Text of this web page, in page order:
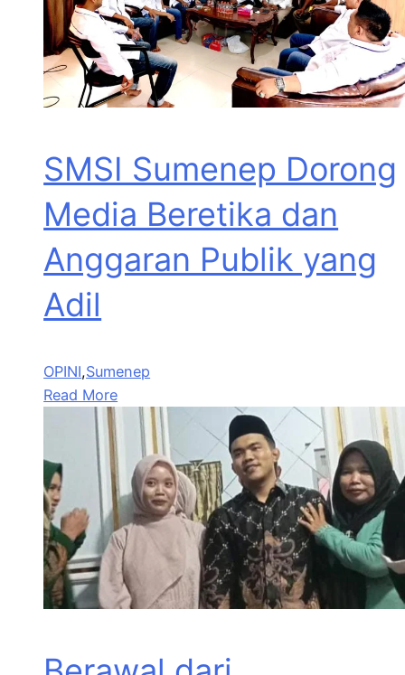
SMSI Sumenep Dorong
Media Beretika dan
Anggaran Publik yang
Adil
OPINI,Sumenep
Read More